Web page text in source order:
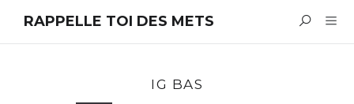
RAPPELLE TOI DES METS
IG BAS